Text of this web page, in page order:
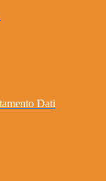
Dati